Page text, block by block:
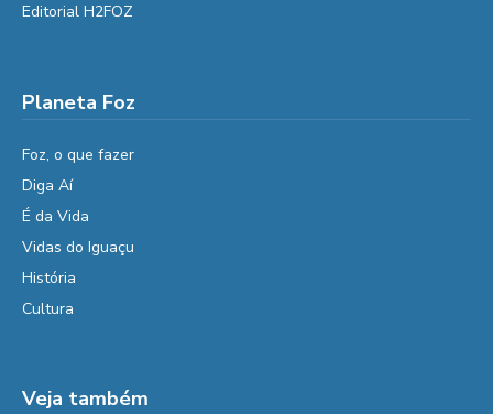
Editorial H2FOZ
Planeta Foz
Foz, o que fazer
Diga Aí
É da Vida
Vidas do Iguaçu
História
Cultura
Veja também